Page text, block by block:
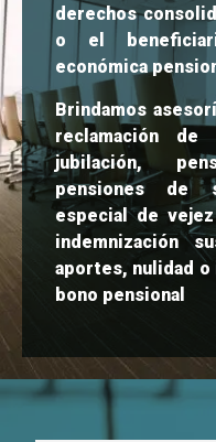
derechos
o el
económica
Brindamos
reclamación
jubilación,
pensiones de
especial de
indemnización
aportes, nulidad
bono pensional